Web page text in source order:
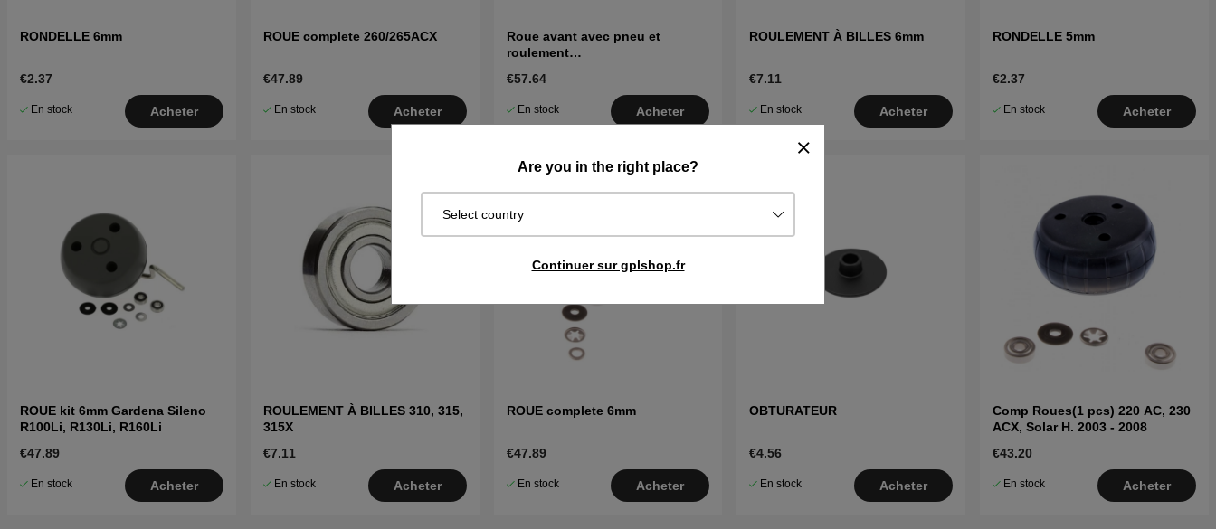
Are you in the right place?
Select country
Continuer sur gplshop.fr
RONDELLE 6mm
€2.37
En stock Acheter
ROUE complete 260/265ACX
€47.89
En stock Acheter
Roue avant avec pneu et
roulement
€57.64
En stock Acheter
ROULEMENT À BILLES 6mm
€7.11
En stock Acheter
RONDELLE 5mm
€2.37
En stock Acheter
ROUE kit 6mm Gardena Sileno
R100Li, R130Li, R160Li
€47.89
En stock Acheter
ROULEMENT À BILLES 310, 315,
315X
€7.11
En stock Acheter
ROUE complete 6mm
€47.89
En stock Acheter
OBTURATEUR
€4.56
En stock Acheter
Comp Roues(1 pcs) 220 AC, 230
ACX, Solar H. 2003 - 2008
€43.20
En stock Acheter